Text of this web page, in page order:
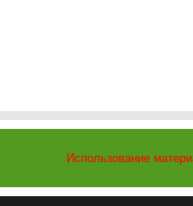
Использование